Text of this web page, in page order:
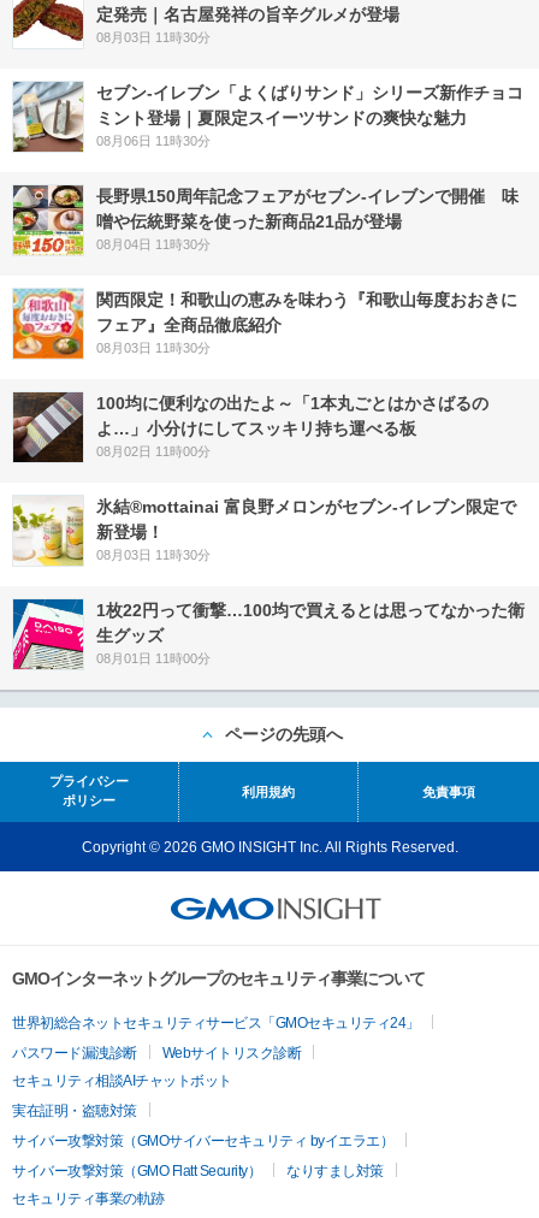
定発売｜名古屋発祥の旨辛グルメが登場
08月03日 11時30分
セブン‐イレブン「よくばりサンド」シリーズ新作チョコ
ミント登場｜夏限定スイーツサンドの爽快な魅力
08月06日 11時30分
長野県150周年記念フェアがセブン-イレブンで開催 味
噌や伝統野菜を使った新商品21品が登場
08月04日 11時30分
関西限定！和歌山の恵みを味わう『和歌山毎度おおきに
フェア』全商品徹底紹介
08月03日 11時30分
100均に便利なの出たよ～「1本丸ごとはかさばるの
よ…」小分けにしてスッキリ持ち運べる板
08月02日 11時00分
氷結®mottainai 富良野メロンがセブン‐イレブン限定で
新登場！
08月03日 11時30分
1枚22円って衝撃…100均で買えるとは思ってなかった衛
生グッズ
08月01日 11時00分
ページの先頭へ
プライバシー
ポリシー
利用規約 免責事項
Copyright © 2026 GMO INSIGHT Inc. All Rights Reserved.
GMOインターネットグループのセキュリティ事業について
世界初総合ネットセキュリティサービス「GMOセキュリティ24」
パスワード漏洩診断
Webサイトリスク診断
セキュリティ相談AIチャットボット
実在証明・盗聴対策
サイバー攻撃対策（GMOサイバーセキュリティ byイエラエ）
サイバー攻撃対策（GMO Flatt Security）
なりすまし対策
セキュリティ事業の軌跡